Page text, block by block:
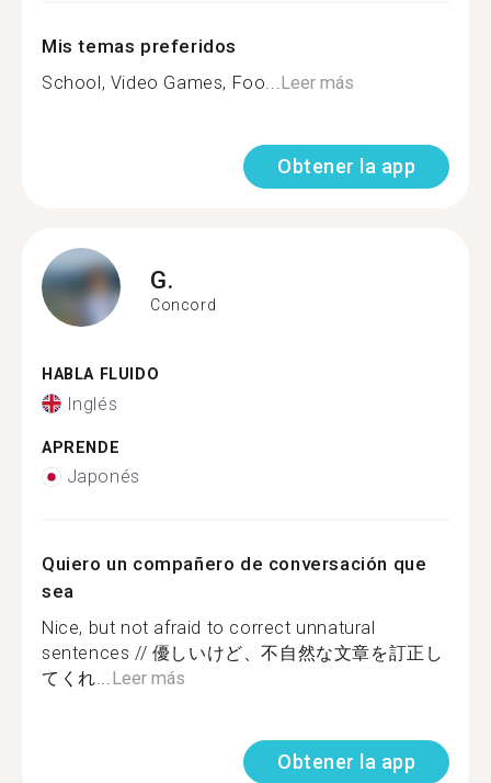
Mis temas preferidos
School, Video Games, Foo...Leer más
Obtener la app
G.
Concord
HABLA FLUIDO
Inglés
APRENDE
Japonés
Quiero un compañero de conversación que
sea
Nice, but not afraid to correct unnatural
sentences // 優しいけど、不自然な文章を訂正し
てくれ...Leer más
Obtener la app